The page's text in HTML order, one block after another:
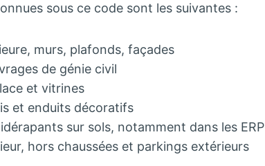
sous ce code sont les suivantes :
murs, plafonds, façades
de génie civil
et vitrines
et enduits décoratifs
sur sols, notamment dans les ERP
hors chaussées et parkings extérieurs